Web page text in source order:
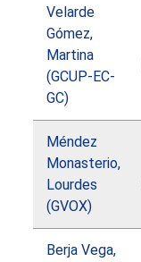
Velarde
Gómez,
Martina
(GCUP-EC-
GC)
Méndez
Monasterio,
Lourdes
(GVOX)
Berja Vega,